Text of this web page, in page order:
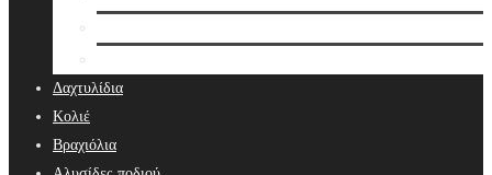
Δαχτυλίδια
Κολιέ
Βραχιόλια